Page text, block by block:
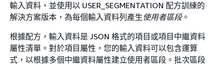
輸入資料，並使用以 USER_SEGMENTATION 配方訓練的
解決方案版本，為每個輸入資料列產生使用者區段。
根據配方，輸入資料是 JSON 格式的項目或項目中繼資料
屬性清單。對於項目屬性，您的輸入資料可以包含運算
式，以根據多個中繼資料屬性建立使用者區段。批次區段